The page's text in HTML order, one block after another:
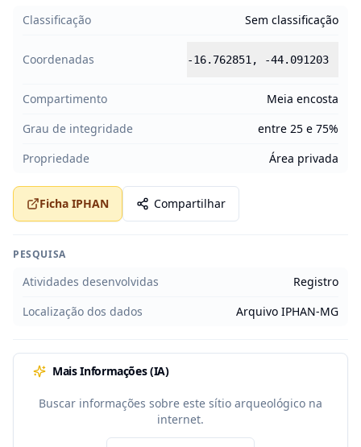
Classificação Sem classificação
Coordenadas -16.762851 , -44.091203
Compartimento
Meia encosta
Grau de integridade
entre 25 e 75%
Propriedade
Área privada
Ficha IPHAN Compartilhar
PESQUISA
Atividades desenvolvidas
Registro
Localização dos dados
Arquivo IPHAN-MG
Mais Informações (IA)
Buscar informações sobre este sítio arqueológico na
internet.